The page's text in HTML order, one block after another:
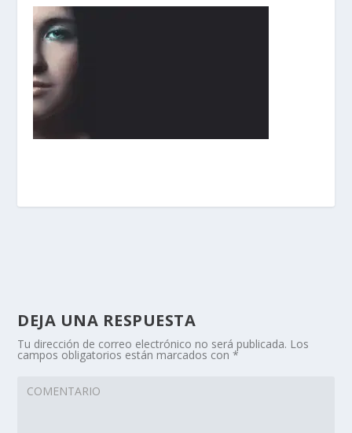
DEJA UNA RESPUESTA
Tu dirección de correo electrónico no será publicada. Los
campos obligatorios están marcados con*